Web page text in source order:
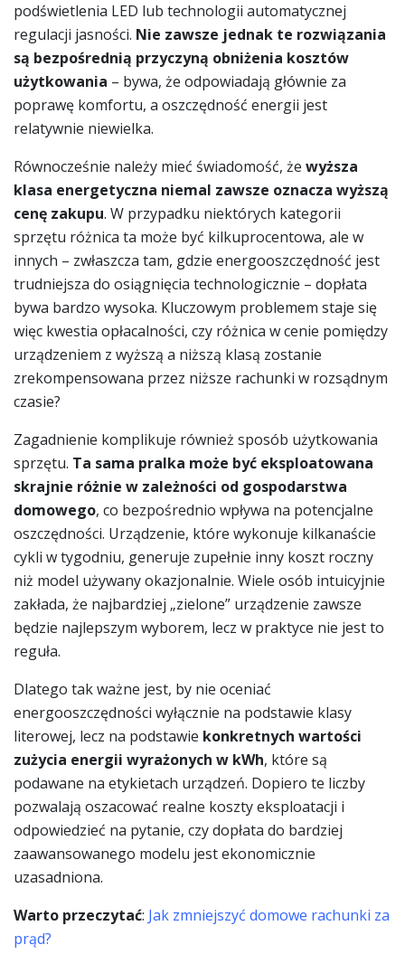
podświetlenia LED lub technologii automatycznej
regulacji jasności. Nie zawsze jednak te rozwiązania
są bezpośrednią przyczyną obniżenia kosztów
użytkowania – bywa, że odpowiadają głównie za
poprawę komfortu, a oszczędność energii jest
relatywnie niewielka.
Równocześnie należy mieć świadomość, że wyższa
klasa energetyczna niemal zawsze oznacza wyższą
cenę zakupu. W przypadku niektórych kategorii
sprzętu różnica ta może być kilkuprocentowa, ale w
innych – zwłaszcza tam, gdzie energooszczędność jest
trudniejsza do osiągnięcia technologicznie – dopłata
bywa bardzo wysoka. Kluczowym problemem staje się
więc kwestia opłacalności, czy różnica w cenie pomiędzy
urządzeniem z wyższą a niższą klasą zostanie
zrekompensowana przez niższe rachunki w rozsądnym
czasie?
Zagadnienie komplikuje również sposób użytkowania
sprzętu. Ta sama pralka może być eksploatowana
skrajnie różnie w zależności od gospodarstwa
domowego, co bezpośrednio wpływa na potencjalne
oszczędności. Urządzenie, które wykonuje kilkanaście
cykli w tygodniu, generuje zupełnie inny koszt roczny
niż model używany okazjonalnie. Wiele osób intuicyjnie
zakłada, że najbardziej „zielone” urządzenie zawsze
będzie najlepszym wyborem, lecz w praktyce nie jest to
reguła.
Dlatego tak ważne jest, by nie oceniać
energooszczędności wyłącznie na podstawie klasy
literowej, lecz na podstawie konkretnych wartości
zużycia energii wyrażonych w kWh, które są
podawane na etykietach urządzeń. Dopiero te liczby
pozwalają oszacować realne koszty eksploatacji i
odpowiedzieć na pytanie, czy dopłata do bardziej
zaawansowanego modelu jest ekonomicznie
uzasadniona.
Warto przeczytać: Jak zmniejszyć domowe rachunki za
prąd?